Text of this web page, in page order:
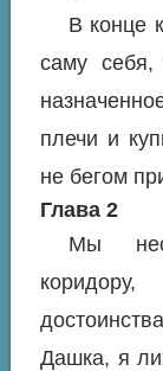
В конце
саму себя,
плечи и
не бегом
Глава 2
Мы
Дашка, я